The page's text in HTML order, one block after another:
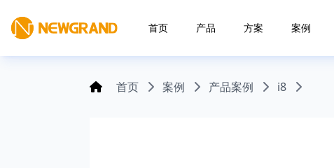
首页 产品 方案 案例
首页 案例 产品案例 i8